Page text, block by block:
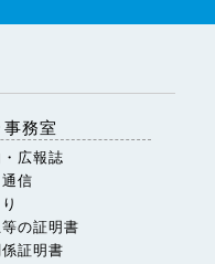
事務室
広報誌
信
の証明書
証明書